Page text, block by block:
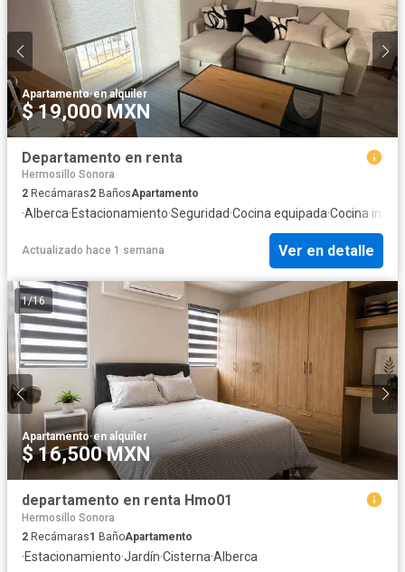
Apartamento·en alquiler
$ 19,000 MXN
Departamento en renta
Hermosillo Sonora
2 Recámaras2 BañosApartamento
·Alberca·Estacionamiento·Seguridad·Cocina equipada·Cocina
Actualizado hace 1 semana Ver en detalle
1/16
Apartamento·en alquiler
$ 16,500 MXN
departamento en renta Hmo01
Hermosillo Sonora
2 Recámaras1 BañoApartamento
·Estacionamiento·Jardín·Cisterna·Alberca